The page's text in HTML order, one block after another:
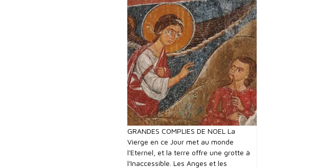
GRANDES COMPLIES DE NOEL La
Vierge en ce Jour met au monde
l'Eternel, et la terre offre une grotte à
l'Inaccessible. Les Anges et les